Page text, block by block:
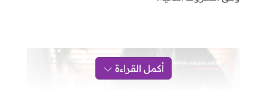
أكمل القراءة